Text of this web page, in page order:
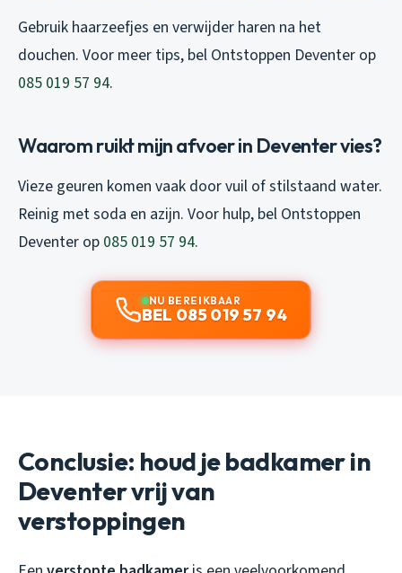
Gebruik haarzeefjes en verwijder haren na het
douchen. Voor meer tips, bel Ontstoppen Deventer op
085 019 57 94.
Waarom ruikt mijn afvoer in Deventer vies?
Vieze geuren komen vaak door vuil of stilstaand water.
Reinig met soda en azijn. Voor hulp, bel Ontstoppen
Deventer op 085 019 57 94.
NU BEREIKBAAR
BEL 085 019 57 94
Conclusie: houd je badkamer in
Deventer vrij van
verstoppingen